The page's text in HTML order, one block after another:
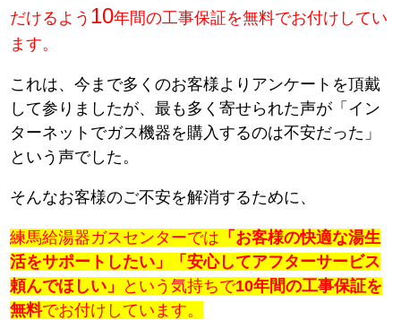
だけるよう 10年間の工事保証を無料でお付けしてい
ます。
これは、今まで多くのお客様よりアンケートを頂戴
して参りましたが、最も多く寄せられた声が「イン
ターネットでガス機器を購入するのは不安だった」
という声でした。
そんなお客様のご不安を解消するために、
練馬給湯器ガスセンターでは 「お客様の快適な湯生
活をサポートしたい」「安心してアフターサービス
頼んでほしい」
という気持ちで10年間の工事保証を
無料でお付けしています。